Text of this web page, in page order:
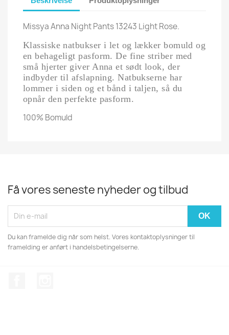
Missya Anna Night Pants 13243 Light Rose.
Klassiske natbukser i let og lækker bomuld og
en behageligt pasform. De fine striber med
små hjerter giver Anna et sødt look, der
indbyder til afslapning. Natbukserne har
lommer i siden og et bånd i taljen, så du
opnår den perfekte pasform.
100% Bomuld
Få vores seneste nyheder og tilbud
Du kan framelde dig når som helst. Vores kontaktoplysninger til
framelding er anført i handelsbetingelserne.